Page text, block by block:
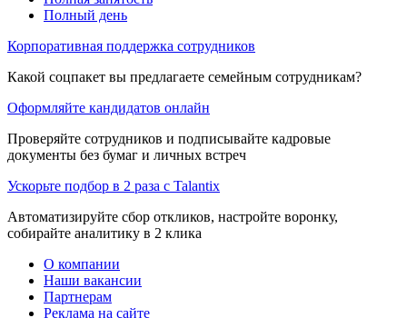
Полный день
Корпоративная поддержка сотрудников
Какой соцпакет вы предлагаете семейным сотрудникам?
Оформляйте кандидатов онлайн
Проверяйте сотрудников и подписывайте кадровые
документы без бумаг и личных встреч
Ускорьте подбор в 2 раза с Talantix
Автоматизируйте сбор откликов, настройте воронку,
собирайте аналитику в 2 клика
О компании
Наши вакансии
Партнерам
Реклама на сайте